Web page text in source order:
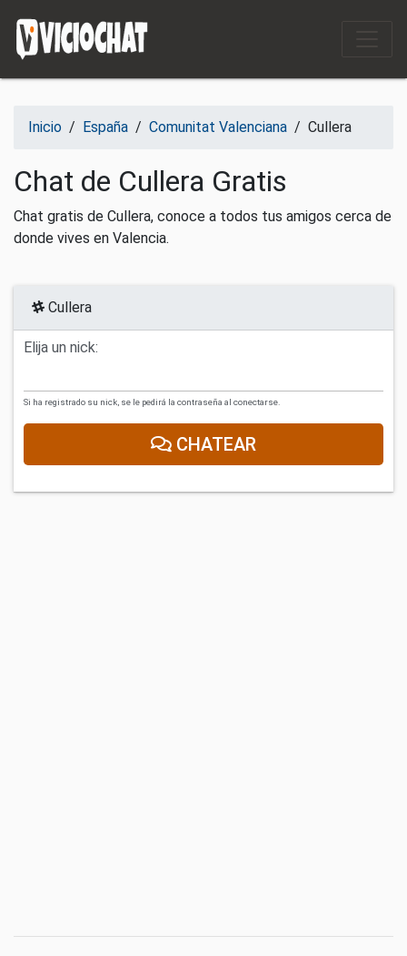
Inicio / España / Comunitat Valenciana / Cullera
Chat de Cullera Gratis
Chat gratis de Cullera, conoce a todos tus amigos cerca de
donde vives en Valencia.
Cullera
Elija un nick:
Si ha registrado su nick, se le pedirá la contraseña al conectarse.
CHATEAR